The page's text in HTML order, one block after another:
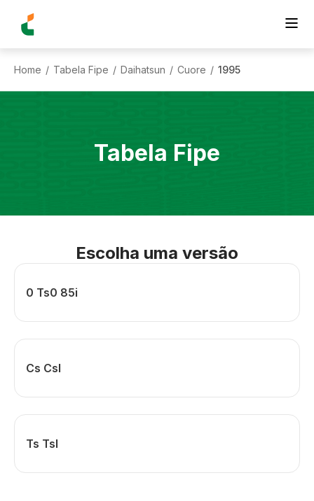
Home / Tabela Fipe / Daihatsun / Cuore / 1995
Tabela Fipe
Escolha uma versão
0 Ts0 85i
Cs Csl
Ts Tsl